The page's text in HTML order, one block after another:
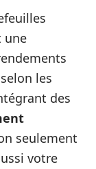
une
les
des
seulement
votre